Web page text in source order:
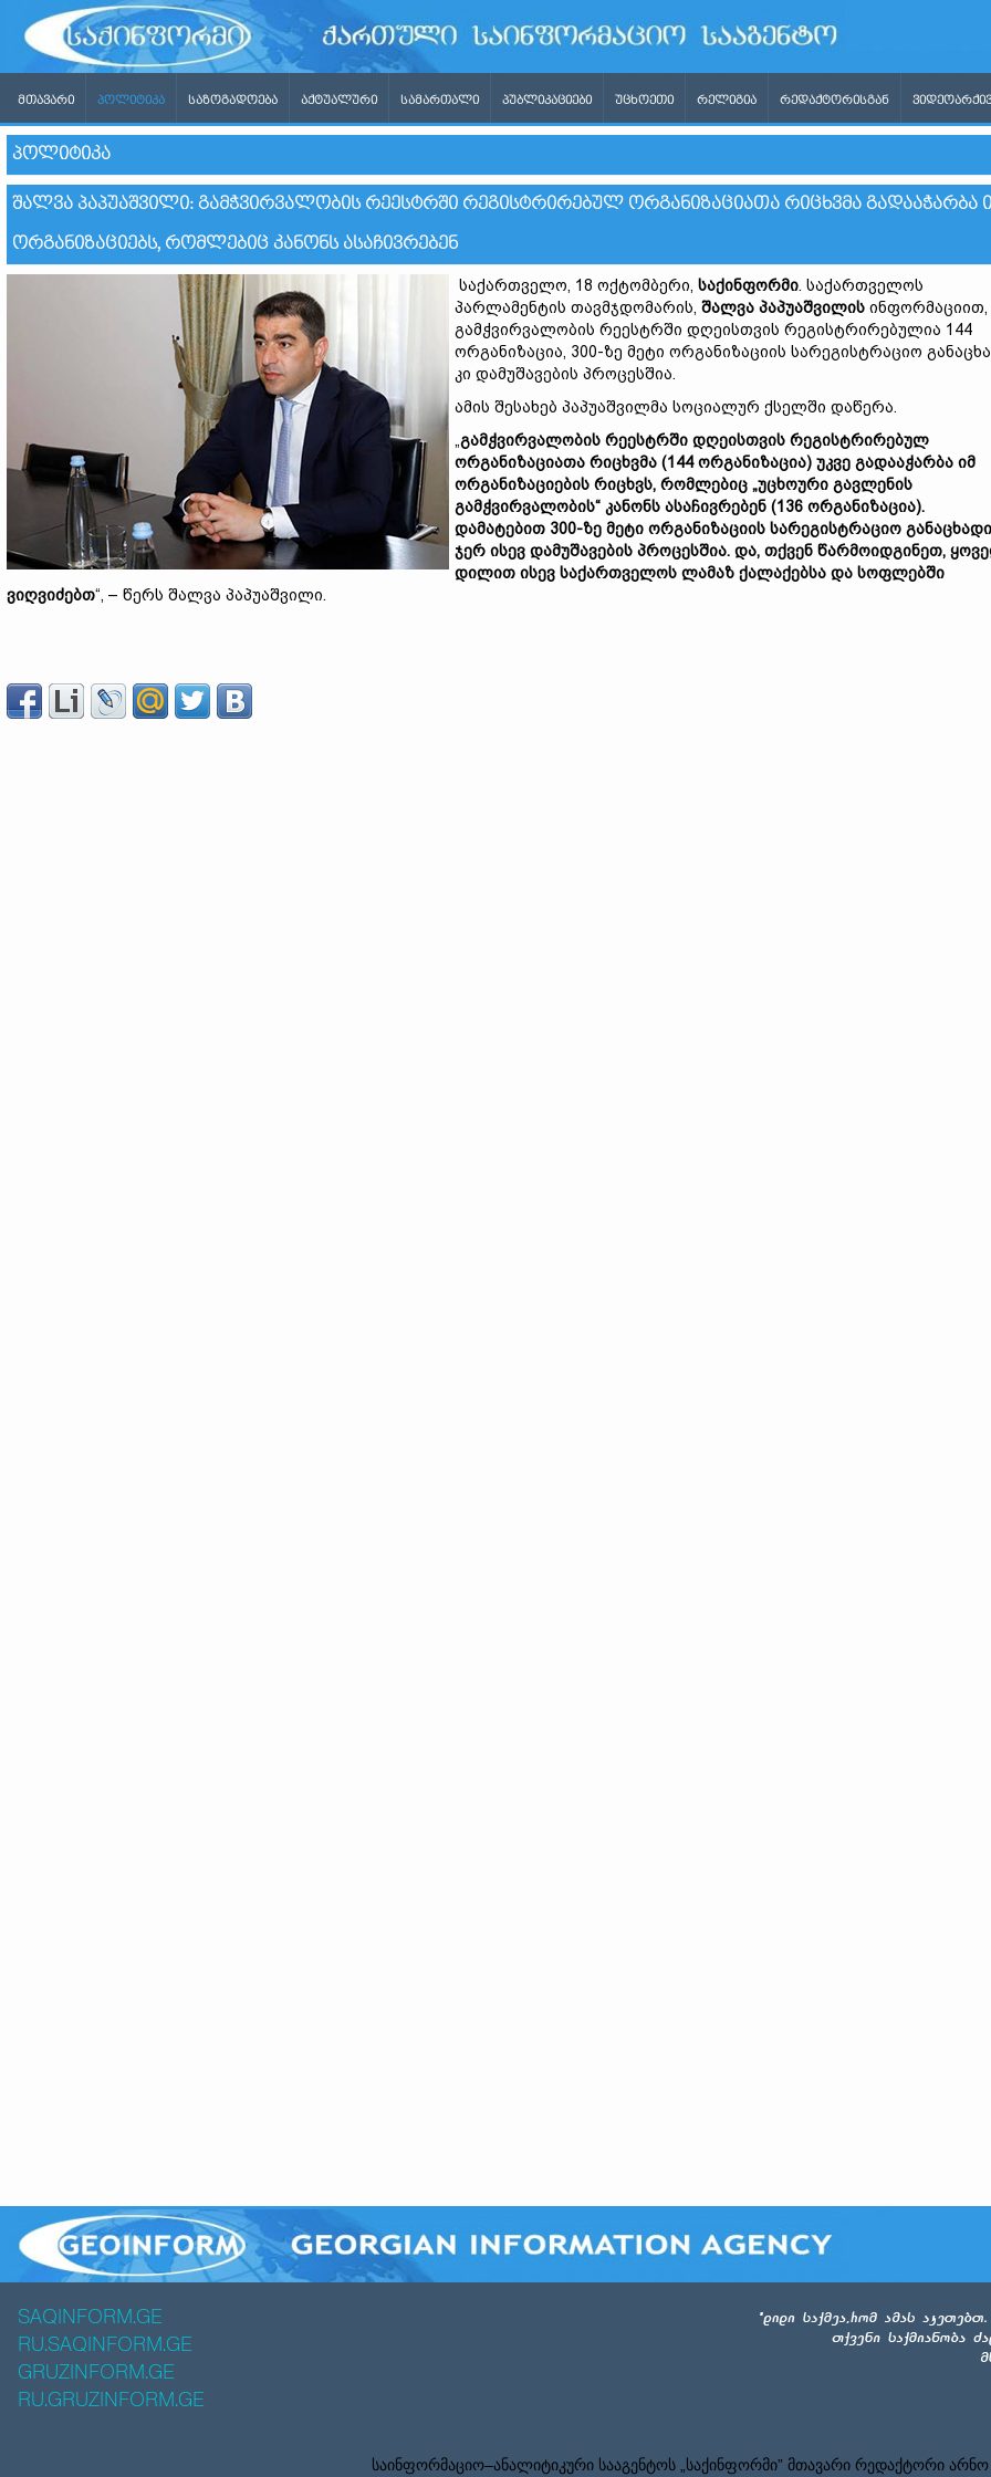
ᲛᲗᲐᲕᲐᲠᲘ ᲞᲝᲚᲘᲢᲘᲙᲐ ᲡᲐᲖᲝᲒᲐᲓᲝᲔᲑᲐ ᲐᲥᲢᲣᲐᲚᲣᲠᲘ ᲡᲐᲛᲐᲠᲗᲐᲚᲘ ᲞᲣᲑᲚᲘᲙᲐᲪᲘᲔᲑᲘ ᲣᲪᲮᲝᲔᲗᲘ ᲠᲔᲚᲘᲒᲘᲐ ᲠᲔᲓᲐᲥᲢᲝᲠᲘᲡᲒᲐᲜ
ᲞᲝᲚᲘᲢᲘᲙᲐ
ᲨᲐᲚᲕᲐ ᲞᲐᲞᲣᲐᲨᲕᲘᲚᲘ: ᲒᲐᲛᲭᲕᲘᲠᲕᲐᲚᲝᲑᲘᲡ ᲠᲔᲔᲡᲢᲠᲨᲘ ᲠᲔᲒᲘᲡᲢᲠᲘᲠᲔᲑᲣᲚ ᲝᲠᲒᲐᲜᲘᲖᲐᲪᲘᲐᲗᲐ ᲠᲘᲪᲮᲕᲛᲐ ᲒᲐᲓᲐᲐᲭᲐᲠᲑᲐ
ᲝᲠᲒᲐᲜᲘᲖᲐᲪᲘᲔᲑᲡ, ᲠᲝᲛᲚᲔᲑᲘᲪ ᲙᲐᲜᲝᲜᲡ ᲐᲡᲐᲩᲘᲕᲠᲔᲑᲔᲜ
საქართველო, 18 ოქტომბერი, საქინფორმი. საქართველოს
პარლამენტის თავმჯდომარის, შალვა პაპუაშვილის ინფორმაციით,
გამჭვირვალობის რეესტრში დღეისთვის რეგისტრირებულია 144
ორგანიზაცია, 300-ზე მეტი ორგანიზაციის სარეგისტრაციო
კი დამუშავების პროცესშია.
ამის შესახებ პაპუაშვილმა სოციალურ ქსელში დაწერა.
„გამჭვირვალობის რეესტრში დღეისთვის რეგისტრირებულ
ორგანიზაციათა რიცხვმა (144 ორგანიზაცია) უკვე გადააჭარბა იმ
ორგანიზაციების რიცხვს, რომლებიც „უცხოური გავლენის
გამჭვირვალობის“ კანონს ასაჩივრებენ (136 ორგანიზაცია).
დამატებით 300-ზე მეტი ორგანიზაციის სარეგისტრაციო განაცხადი
ჯერ ისევ დამუშავების პროცესშია. და, თქვენ წარმოიდგინეთ,
დილით ისევ საქართველოს ლამაზ ქალაქებსა და სოფლებში
ვიღვიძებთ“, – წერს შალვა პაპუაშვილი.
SAQINFORM.GE
RU.SAQINFORM.GE
GRUZINFORM.GE
RU.GRUZINFORM.GE
საინფორმაციო–ანალიტიკური სააგენტოს „საქინფორმი” მთავარი რედაქტორი